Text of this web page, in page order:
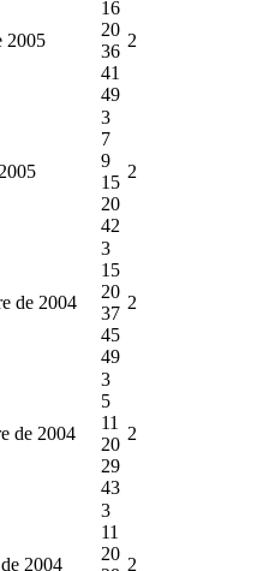
2005
16
20
36
41
49
2
3
7
9
15
20
42
2
de 2004
3
15
20
37
45
49
2
de 2004
3
5
11
20
29
43
2
2004
3
11
20
2